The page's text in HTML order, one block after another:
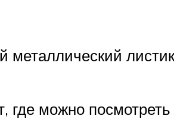
металлический
можно посмотреть